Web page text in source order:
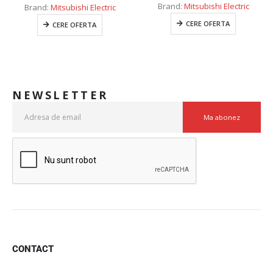
Brand: Mitsubishi Electric
CERE OFERTA
Brand: Mitsubishi Electric
CERE OFERTA
NEWSLETTER
CONTACT